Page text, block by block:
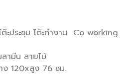
ต๊ะประชุม โต๊ะทำงาน Co working
ามีน ลายไม้
120xสูง 76 ซม.